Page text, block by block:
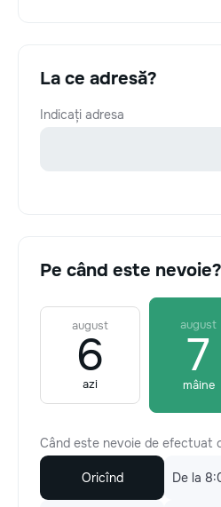
La ce adresă?
Indicați adresa
Pe când este nevoie?
august
6
azi
august
7
mâine
Când este nevoie de efectuat
Oricînd De la